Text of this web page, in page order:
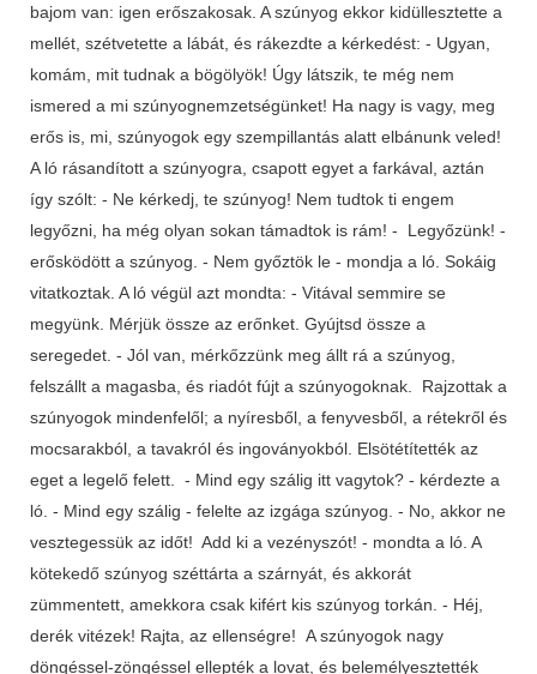
bajom van: igen erőszakosak. A szúnyog ekkor kidüllesztette a
mellét, szétvetette a lábát, és rákezdte a kérkedést: - Ugyan,
komám, mit tudnak a bögölyök! Úgy látszik, te még nem
ismered a mi szúnyognemzetségünket! Ha nagy is vagy, meg
erős is, mi, szúnyogok egy szempillantás alatt elbánunk veled!
A ló rásandított a szúnyogra, csapott egyet a farkával, aztán
így szólt: - Ne kérkedj, te szúnyog! Nem tudtok ti engem
legyőzni, ha még olyan sokan támadtok is rám! - Legyőzünk! -
erősködött a szúnyog. - Nem győztök le - mondja a ló. Sokáig
vitatkoztak. A ló végül azt mondta: - Vitával semmire se
megyünk. Mérjük össze az erőnket. Gyújtsd össze a
seregedet. - Jól van, mérkőzzünk meg állt rá a szúnyog,
felszállt a magasba, és riadót fújt a szúnyogoknak. Rajzottak a
szúnyogok mindenfelől; a nyíresből, a fenyvesből, a rétekről és
mocsarakból, a tavakról és ingoványokból. Elsötétítették az
eget a legelő felett. - Mind egy szálig itt vagytok? - kérdezte a
ló. - Mind egy szálig - felelte az izgága szúnyog. - No, akkor ne
vesztegessük az időt! Add ki a vezényszót! - mondta a ló. A
kötekedő szúnyog széttárta a szárnyát, és akkorát
zümmentett, amekkora csak kifért kis szúnyog torkán. - Héj,
derék vitézek! Rajta, az ellenségre! A szúnyogok nagy
döngéssel-zöngéssel ellepték a lovat, és belemélyesztették